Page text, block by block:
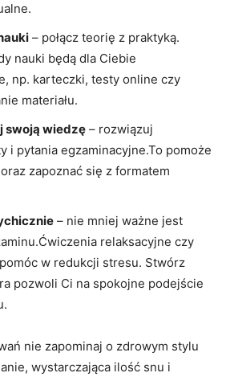
– połącz teorię z praktyką.
nauki będą dla Ciebie
np. karteczki, testy online czy
materiału.
swoją wiedzę – rozwiązuj
i pytania egzaminacyjne.To pomoże
zapoznać się z formatem
– nie mniej ważne jest
relaksacyjne czy
w redukcji stresu. Stwórz
pozwoli Ci na spokojne podejście
nie zapominaj o zdrowym stylu
wystarczająca ilość snu i